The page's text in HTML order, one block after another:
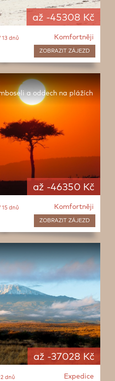
až -45308 Kč
Komfortněji
ZOBRAZIT ZÁJEZD
dnů
až -46350 Kč
a oddech na plážích
Komfortněji
ZOBRAZIT ZÁJEZD
dnů
až -37028 Kč
Expedice
dnů